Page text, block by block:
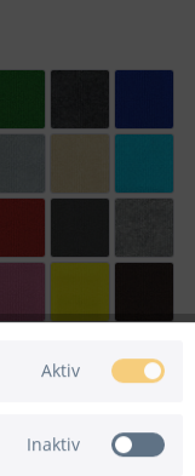
Aktiv
Inaktiv